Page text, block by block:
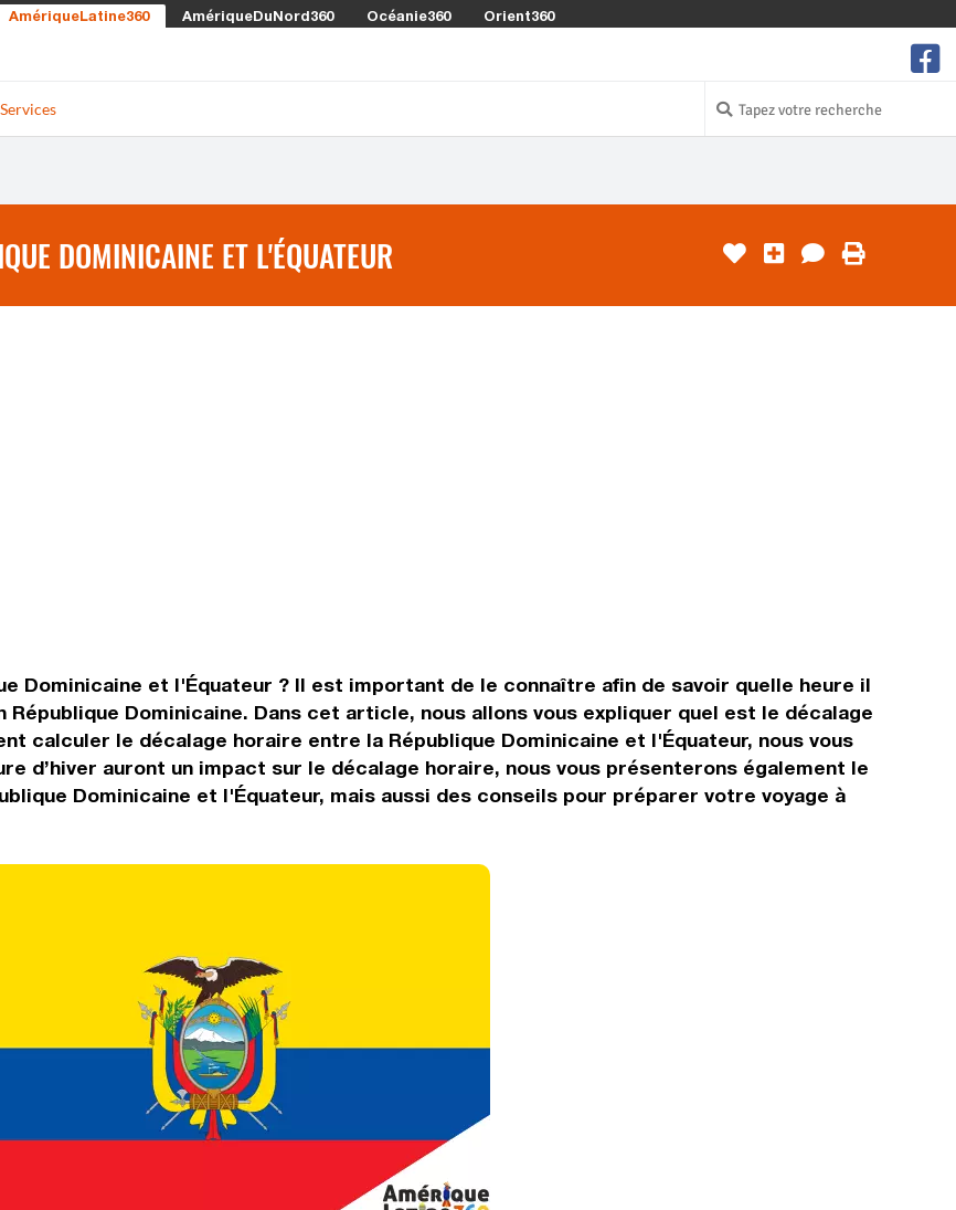
AmériqueLatine360 AmériqueDuNord360 Océanie360 Orient360
Services
DOMINICAINE ET L'ÉQUATEUR
Dominicaine et l'Équateur ? Il est important de le connaître afin de savoir quelle heure il
Dominicaine. Dans cet article, nous allons vous expliquer quel est le décalage
calculer le décalage horaire entre la République Dominicaine et l'Équateur, nous vous
d’hiver auront un impact sur le décalage horaire, nous vous présenterons également le
Dominicaine et l'Équateur, mais aussi des conseils pour préparer votre voyage à